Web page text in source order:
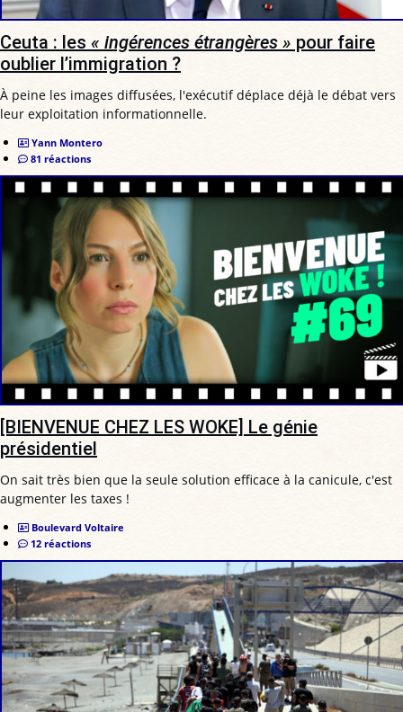
Ceuta : les « ingérences étrangères » pour faire
oublier l’immigration ?
À peine les images diffusées, l'exécutif déplace déjà le débat vers
leur exploitation informationnelle.
Yann Montero
81 réactions
[BIENVENUE CHEZ LES WOKE] Le génie
présidentiel
On sait très bien que la seule solution efficace à la canicule, c'est
augmenter les taxes !
Boulevard Voltaire
12 réactions